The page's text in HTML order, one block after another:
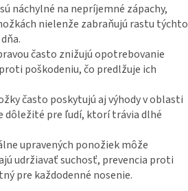
náchylné na nepríjemné zápachy,
nielenže zabraňujú rastu týchto
často znižujú opotrebovanie
poškodeniu, čo predlžuje ich
často poskytujú aj výhody v oblasti
dôležité pre ľudí, ktorí trávia dlhé
upravených ponožiek môže
udržiavať suchosť, prevencia proti
pre každodenné nosenie.